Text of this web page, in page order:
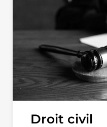
Droit civil